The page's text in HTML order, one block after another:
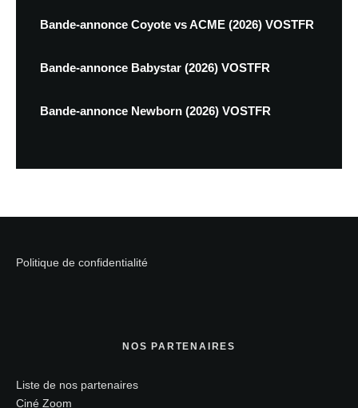
Bande-annonce Coyote vs ACME (2026) VOSTFR
Bande-annonce Babystar (2026) VOSTFR
Bande-annonce Newborn (2026) VOSTFR
Politique de confidentialité
NOS PARTENAIRES
Liste de nos partenaires
Ciné Zoom